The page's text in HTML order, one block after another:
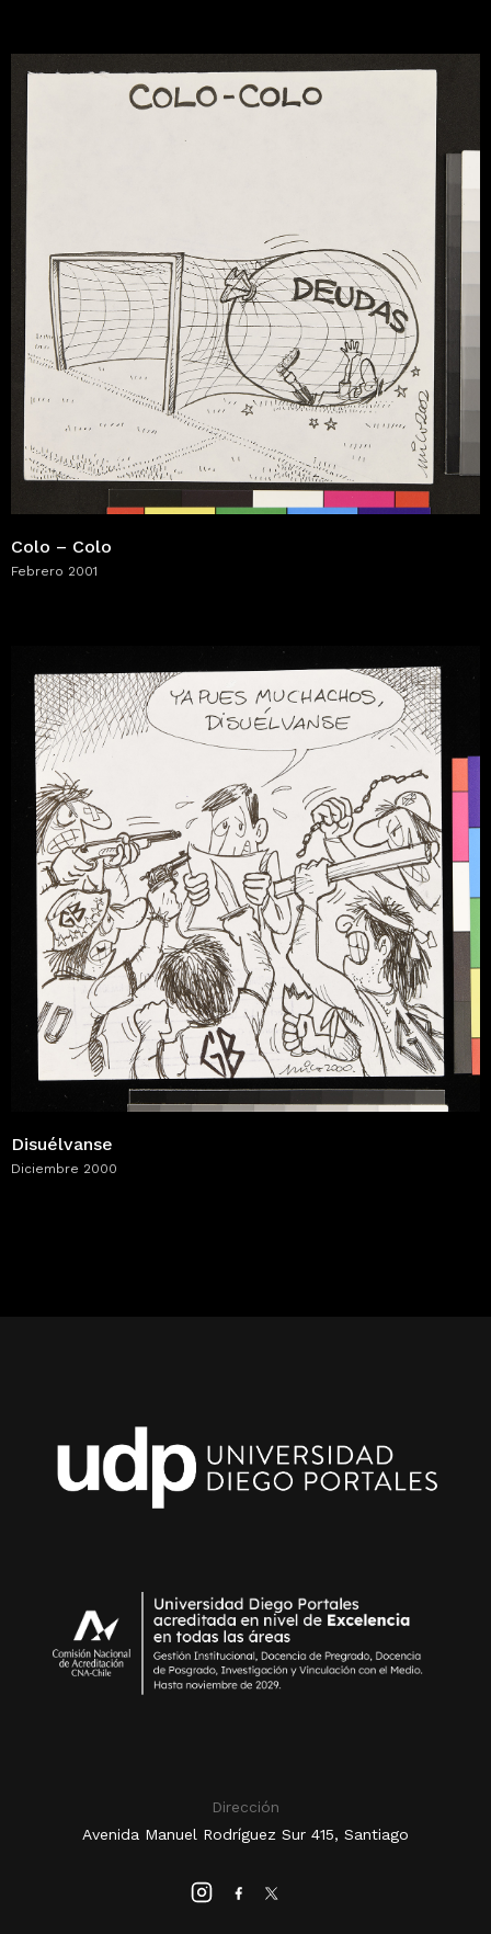
Colo – Colo
Febrero 2001
Disuélvanse
Diciembre 2000
Dirección
Avenida Manuel Rodríguez Sur 415, Santiago